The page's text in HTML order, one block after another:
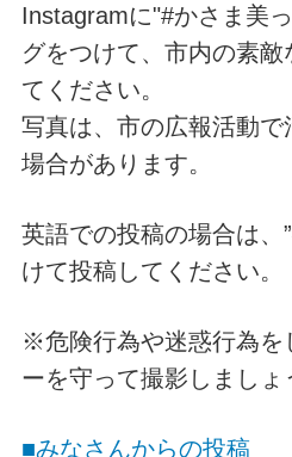
Instagramに"#かさま美
グをつけて、市内の素
てください。
写真は、市の広報活動で
場合があります。
英語での投稿の場合は、
けて投稿してください。
※危険行為や迷惑行為を
ーを守って撮影しましょ
■みなさんからの投稿